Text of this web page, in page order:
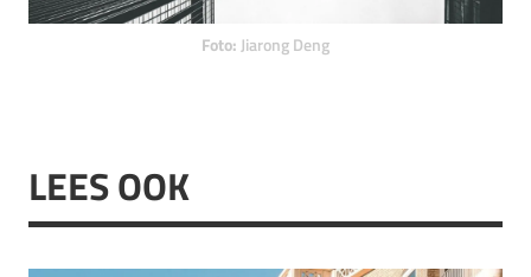
Foto: Jiarong Deng
LEES OOK